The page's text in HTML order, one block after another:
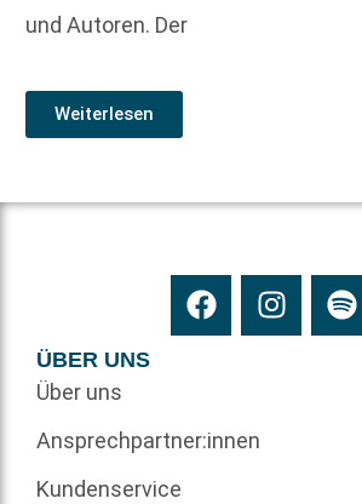
und Autoren. Der
Weiterlesen
ÜBER UNS
Über uns
Ansprechpartner:innen
Kundenservice